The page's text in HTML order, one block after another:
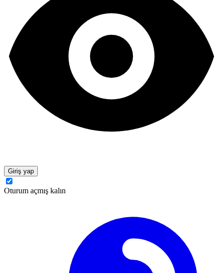
Giriş yap
Oturum açmış kalın